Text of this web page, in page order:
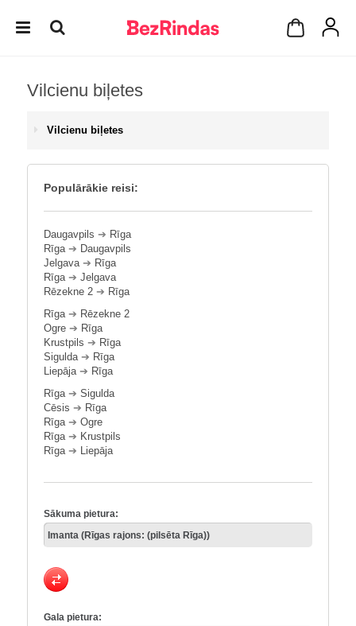
Vilcienu biļetes
Vilcienu biļetes
Populārākie reisi:
Daugavpils ➔ Rīga
Rīga➔ Daugavpils
Jelgava➔ Rīga
Rīga➔ Jelgava
Rēzekne 2 ➔ Rīga
Rīga➔ Rēzekne 2
Ogre ➔ Rīga
Krustpils ➔ Rīga
Sigulda➔ Rīga
Liepāja➔ Rīga
Rīga➔ Sigulda
Cēsis ➔ Rīga
Rīga➔ Ogre
Rīga➔ Krustpils
Rīga➔ Liepāja
Sākuma pietura:
Gala pietura: